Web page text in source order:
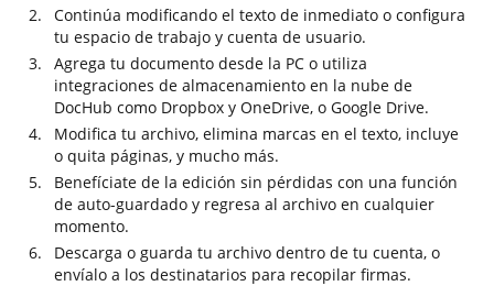
Continúa modificando el texto de inmediato o configura
tu espacio de trabajo y cuenta de usuario.
Agrega tu documento desde la PC o utiliza
integraciones de almacenamiento en la nube de
DocHub como Dropbox y OneDrive, o Google Drive.
Modifica tu archivo, elimina marcas en el texto, incluye
o quita páginas, y mucho más.
Benefíciate de la edición sin pérdidas con una función
de auto-guardado y regresa al archivo en cualquier
momento.
Descarga o guarda tu archivo dentro de tu cuenta, o
envíalo a los destinatarios para recopilar firmas.